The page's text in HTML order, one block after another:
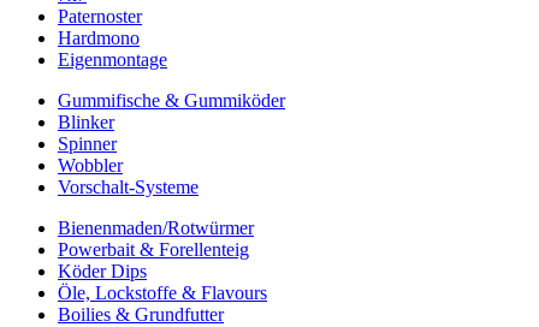
Paternoster
Hardmono
Eigenmontage
Gummifische & Gummiköder
Blinker
Spinner
Wobbler
Vorschalt-Systeme
Bienenmaden/Rotwürmer
Powerbait & Forellenteig
Köder Dips
Öle, Lockstoffe & Flavours
Boilies & Grundfutter